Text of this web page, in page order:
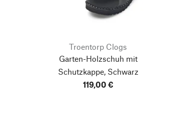
Troentorp Clogs
Garten-Holzschuh mit
Schutzkappe, Schwarz
119,00 €